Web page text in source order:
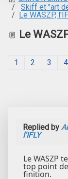
Skiff et "art
Le WASZP,
Le
1 2 3 4
Replied by
l'IFLY
Le WASZP
top point
finition.